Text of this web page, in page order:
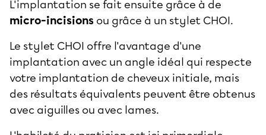
L'implantation se fait ensuite grâce à de
micro-incisions ou grâce à un stylet CHOI.
Le stylet CHOI offre l'avantage d'une
implantation avec un angle idéal qui respecte
votre implantation de cheveux initiale, mais
des résultats équivalents peuvent être obtenus
avec aiguilles ou avec lames.